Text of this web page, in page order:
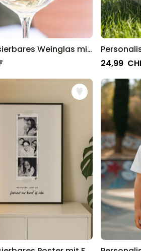
Personalisierbares Weinglas mit Name und Jahreszahl
24,99 CHF